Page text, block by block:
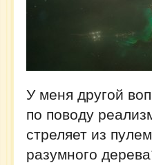
У меня другой
по поводу
стреляет из
разумного